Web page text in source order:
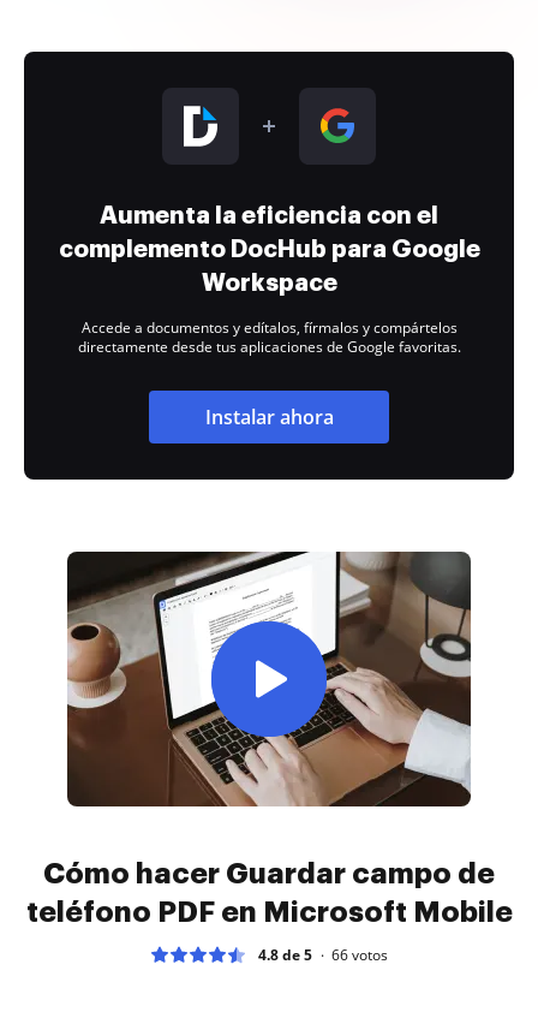
Aumenta la eficiencia con el
complemento DocHub para Google
Workspace
Accede a documentos y edítalos, fírmalos y compártelos
directamente desde tus aplicaciones de Google favoritas.
Instalar ahora
Cómo hacer Guardar campo de
teléfono PDF en Microsoft Mobile
4.8 de 5 66votos